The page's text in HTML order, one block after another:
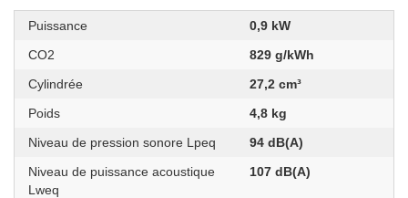
Puissance
0,9 kW
CO2
829 g/kWh
Cylindrée
27,2 cm³
Poids
4,8 kg
Niveau de pression sonore Lpeq
94 dB(A)
Niveau de puissance acoustique
Lweq
107 dB(A)